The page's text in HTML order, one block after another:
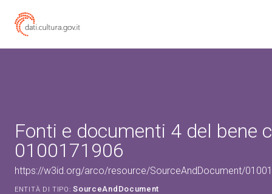
Fonti e documenti 4 del bene
0100171906
https://w3id.org/arco/resource/SourceAndDocument/
ENTITÀ DI TIPO: SourceAndDocument